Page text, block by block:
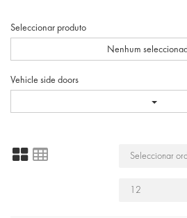
Seleccionar produto
Nenhum
Vehicle side doors